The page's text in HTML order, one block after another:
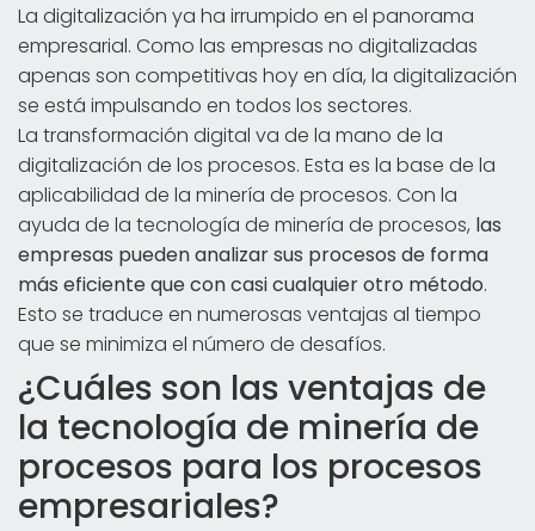
La digitalización ya ha irrumpido en el panorama
empresarial. Como las empresas no digitalizadas
apenas son competitivas hoy en día, la digitalización
se está impulsando en todos los sectores.
La transformación digital va de la mano de la
digitalización de los procesos. Esta es la base de la
aplicabilidad de la minería de procesos. Con la
ayuda de la tecnología de minería de procesos, las
empresas pueden analizar sus procesos de forma
más eficiente que con casi cualquier otro método.
Esto se traduce en numerosas ventajas al tiempo
que se minimiza el número de desafíos.
¿Cuáles son las ventajas de
la tecnología de minería de
procesos para los procesos
empresariales?